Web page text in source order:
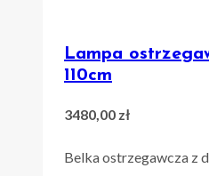
Lampa
110cm
3480,00 zł
Belka ostrzegawcza z